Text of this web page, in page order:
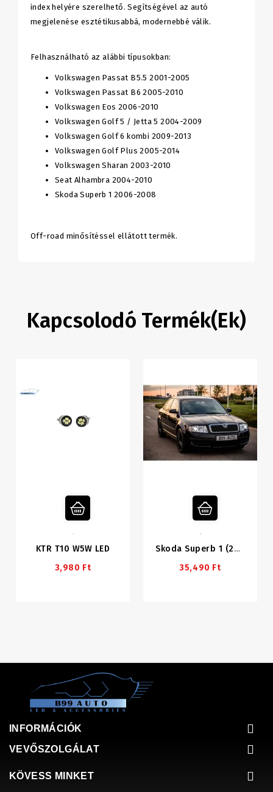
index helyére szerelhető. Segítségével az autó
megjelenése esztétikusabbá, modernebbé válik.
Felhasználható az alábbi típusokban:
Volkswagen Passat B5.5 2001-2005
Volkswagen Passat B6 2005-2010
Volkswagen Eos 2006-2010
Volkswagen Golf 5 / Jetta 5 2004-2009
Volkswagen Golf 6 kombi 2009-2013
Volkswagen Golf Plus 2005-2014
Volkswagen Sharan 2003-2010
Seat Alhambra 2004-2010
Skoda Superb 1 2006-2008
Off-road minősítéssel ellátott termék.
Kapcsolodó Termék(ek)
KTR T10 W5W LED
3,980 Ft
Skoda Superb 1 (2002-2008) Első Lámpa Szett HALOGÉN Lámpához
35,490 Ft
INFORMÁCIÓK
VEVŐSZOLGÁLAT
KÖVESS MINKET